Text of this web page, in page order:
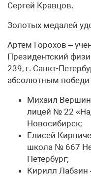
Сергей Кравцов.
Золотых медалей
Артем Горохов –
Президентский
239, г. Санкт-
абсолютным
Михаил
лицей № 22
Новосибирск;
Елисей
школа № 667
Петербург;
Кирилл Лабзин